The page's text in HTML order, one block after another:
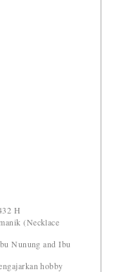
H
(Necklace
Nunung and Ibu
hobby